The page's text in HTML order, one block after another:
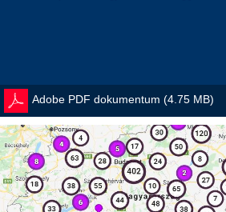
Adobe PDF dokumentum (4.75 MB)